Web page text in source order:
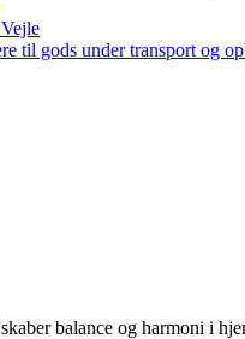
til gods under transport og
balance og harmoni i